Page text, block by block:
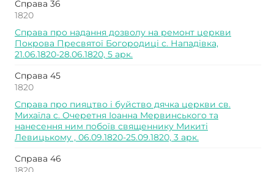
Справа 36
1820
Справа про надання дозволу на ремонт церкви
Покрова Пресвятої Богородиці с. Нападівка,
21.06.1820-28.06.1820, 5 арк.
Справа 45
1820
Справа про пияцтво і буйство дячка церкви св.
Михаїла с. Очеретня Іоанна Мервинського та
нанесення ним побоїв священнику Микиті
Левицькому , 06.09.1820-25.09.1820, 3 арк.
Справа 46